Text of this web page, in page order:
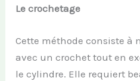
Le crochetage
Cette méthode consiste à
avec un crochet tout en
le cylindre. Elle requiert